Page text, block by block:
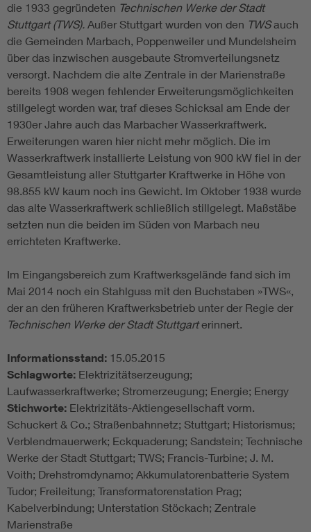
die 1933 gegründeten Technischen Werke der Stadt
Stuttgart (TWS). Außer Stuttgart wurden von den TWSauch
die Gemeinden Marbach, Poppenweiler und Mundelsheim
über das inzwischen ausgebaute Stromverteilungsnetz
versorgt. Nachdem die alte Zentrale in der Marienstraße
bereits 1908 wegen fehlender Erweiterungsmöglichkeiten
stillgelegt worden war, traf dieses Schicksal am Ende der
1930er Jahre auch das Marbacher Wasserkraftwerk.
Erweiterungen waren hier nicht mehr möglich. Die im
Wasserkraftwerk installierte Leistung von 900 kW fiel in der
Gesamtleistung aller Stuttgarter Kraftwerke in Höhe von
98.855 kW kaum noch ins Gewicht. Im Oktober 1938 wurde
das alte Wasserkraftwerk schließlich stillgelegt. Maßstäbe
setzten nun die beiden im Süden von Marbach neu
errichteten Kraftwerke.
Im Eingangsbereich zum Kraftwerksgelände fand sich im
Mai 2014 noch ein Stahlguss mit den Buchstaben »TWS«,
der an den früheren Kraftwerksbetrieb unter der Regie der
Technischen Werke der Stadt Stuttgarterinnert.
Informationsstand: 15.05.2015
Schlagworte: Elektrizitätserzeugung;
Laufwasserkraftwerke; Stromerzeugung; Energie; Energy
Stichworte: Elektrizitäts-Aktiengesellschaft vorm.
Schuckert & Co.; Straßenbahnnetz; Stuttgart; Historismus;
Verblendmauerwerk; Eckquaderung; Sandstein; Technische
Werke der Stadt Stuttgart; TWS; Francis-Turbine; J. M.
Voith; Drehstromdynamo; Akkumulatorenbatterie System
Tudor; Freileitung; Transformatorenstation Prag;
Kabelverbindung; Unterstation Stöckach; Zentrale
Marienstraße